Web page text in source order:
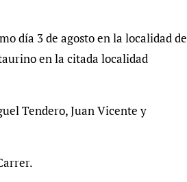
día 3 de agosto en la localidad de
en la citada localidad
Tendero, Juan Vicente y